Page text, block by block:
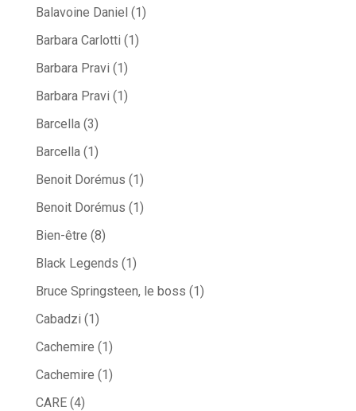
Balavoine Daniel (1)
Barbara Carlotti (1)
Barbara Pravi (1)
Barbara Pravi (1)
Barcella(3)
Barcella(1)
Benoit Dorémus (1)
Benoit Dorémus (1)
Bien-être (8)
Black Legends (1)
Bruce Springsteen, le boss (1)
Cabadzi (1)
Cachemire (1)
Cachemire (1)
CARE(4)